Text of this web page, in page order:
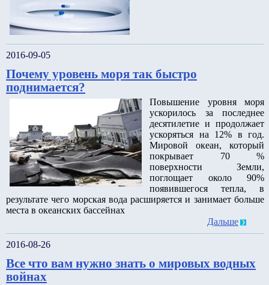
2016-09-05
Почему уровень моря так быстро
поднимается?
Повышение уровня моря
ускорилось за последнее
десятилетие и продолжает
ускоряться на 12% в год.
Мировой океан, который
покрывает 70 %
поверхности Земли,
поглощает около 90%
появившегося тепла, в
результате чего морская вода расширяется и занимает больше
места в океанских бассейнах
Дальше
2016-08-26
Все что вам нужно знать о мировых водных
войнах